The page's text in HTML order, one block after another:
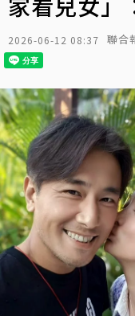
2026-06-12 08:37 聯合